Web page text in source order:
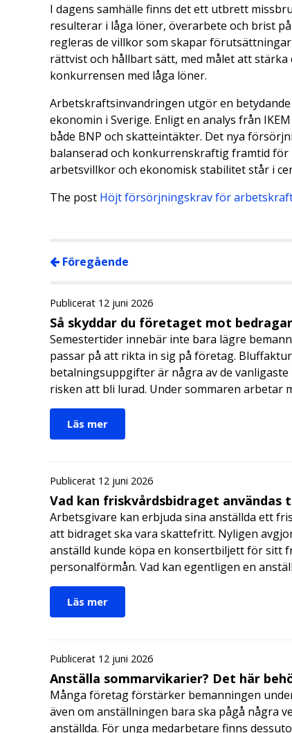
I dagens samhälle finns det ett utbrett
resulterar i låga löner, överarbete och brist
regleras de villkor som skapar
rättvist och hållbart sätt, med målet att
konkurrensen med låga löner.
Arbetskraftsinvandringen utgör en
ekonomin i Sverige. Enligt en analys från
både BNP och skatteintäkter. Det nya
balanserad och konkurrenskraftig framtid
arbetsvillkor och ekonomisk stabilitet står i
The post Höjt försörjningskrav för
Föregående
Publicerat 12 juni 2026
Så skyddar du företaget mot
Semestertider innebär inte bara lägre
passar på att rikta in sig på företag.
betalningsuppgifter är några av de
risken att bli lurad. Under sommaren arbetar
Läs mer
Publicerat 12 juni 2026
Vad kan friskvårdsbidraget användas
Arbetsgivare kan erbjuda sina anställda ett
att bidraget ska vara skattefritt. Nyligen
anställd kunde köpa en konsertbiljett för sitt
personalförmån. Vad kan egentligen en
Läs mer
Publicerat 12 juni 2026
Anställa sommarvikarier? Det här
Många företag förstärker bemanningen
även om anställningen bara ska pågå några
anställda. För unga medarbetare finns